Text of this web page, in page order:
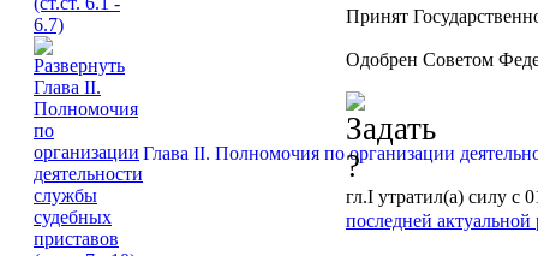
Глава II. Полномочия по организации
Принят
Одобрен Советом
гл.I утратил(а) силу с
последней актуальной